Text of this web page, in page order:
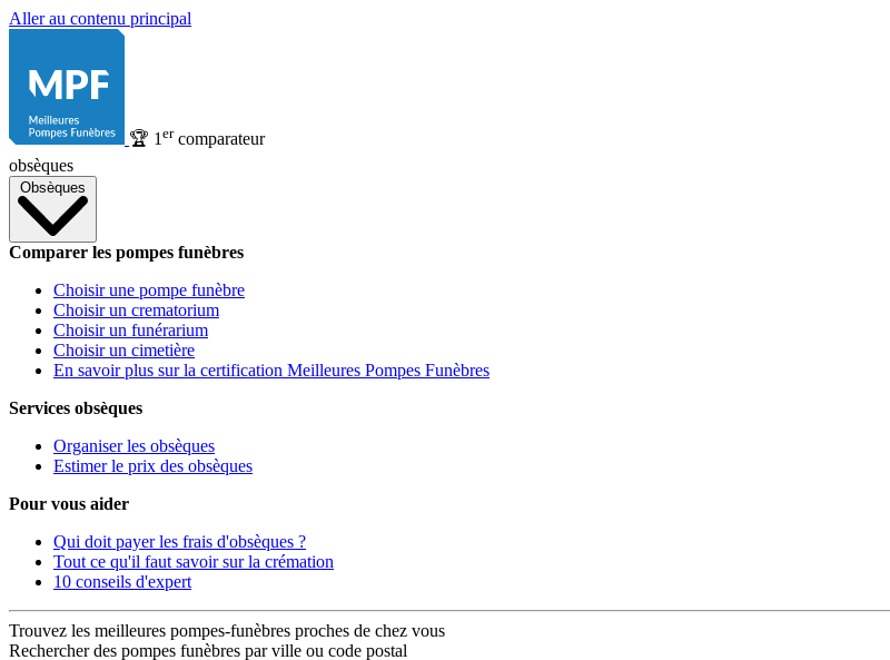
Aller au contenu principal
🏆 1 ercomparateur
obsèques
Obsèques
Comparer les pompes funèbres
Choisir une pompe funèbre
Choisir un crematorium
Choisir un funérarium
Choisir un cimetière
En savoir plus sur la certification Meilleures Pompes Funèbres
Services obsèques
Organiser les obsèques
Estimer le prix des obsèques
Pour vous aider
Qui doit payer les frais d'obsèques ?
Tout ce qu'il faut savoir sur la crémation
10 conseils d'expert
Trouvez les meilleures pompes-funèbres proches de chez vous
Rechercher des pompes funèbres par ville ou code postal